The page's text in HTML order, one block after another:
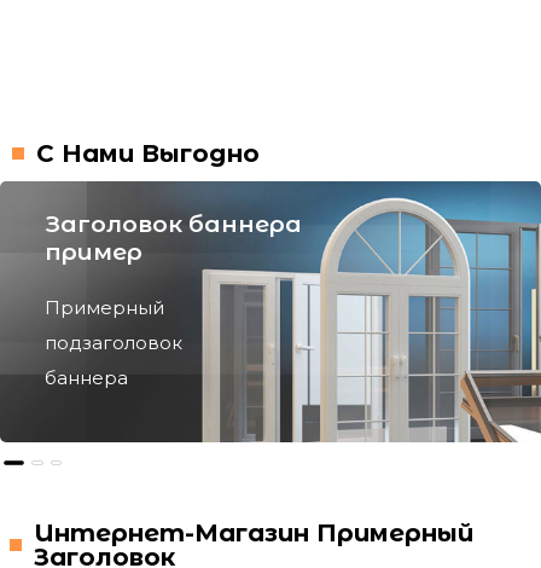
С Нами Выгодно
Заголовок баннера
пример
Примерный
баннера
Интернет-Магазин Примерный
Заголовок